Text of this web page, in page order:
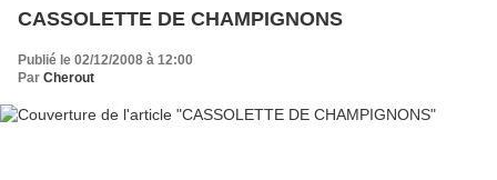
CASSOLETTE DE CHAMPIGNONS
Publié le 02/12/2008 à 12:00
Par Cherout